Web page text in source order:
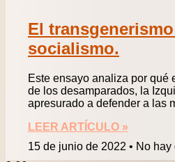
El
socialismo.
Este ensayo analiza por qué
de los desamparados, la
apresurado a defender a las
LEER ARTÍCULO »
15 de junio de 2022
No hay